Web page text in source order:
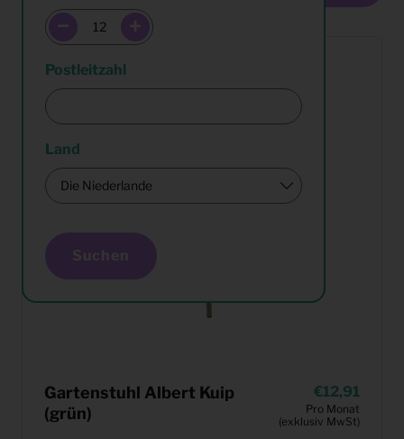
Postleitzahl
Land
Suchen
Gartenstuhl Albert Kuip
(grün)
12,91
Pro Monat
(exklusiv MwSt)